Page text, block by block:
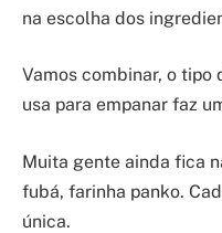
na escolha dos
Vamos combinar, o tipo
usa para empanar faz
Muita gente ainda fica
fubá, farinha panko.
única.